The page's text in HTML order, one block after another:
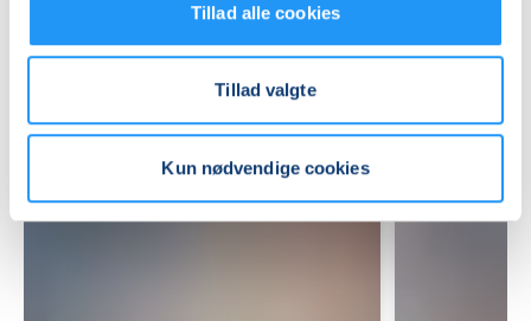
Tillad alle cookies
Tillad valgte
Kun nødvendige cookies
Relaterede hold